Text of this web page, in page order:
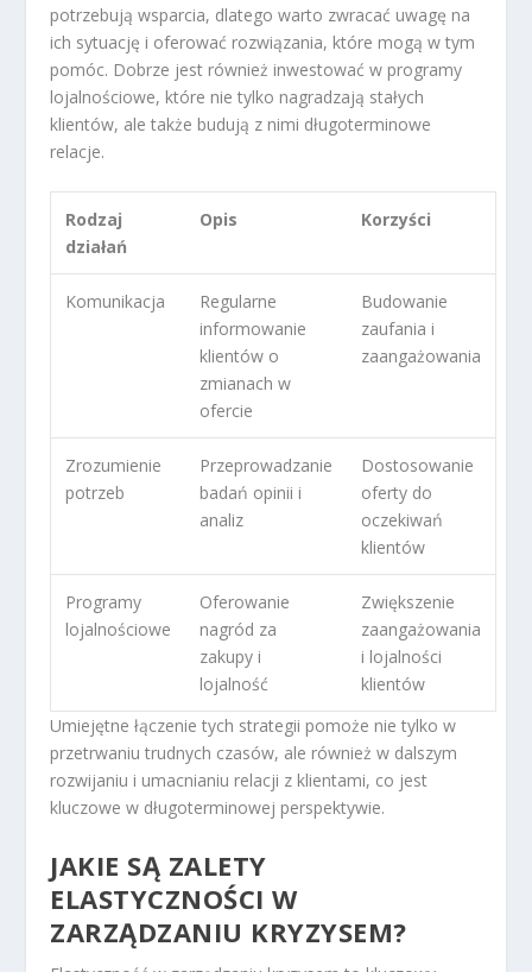
potrzebują wsparcia, dlatego warto zwracać uwagę na
ich sytuację i oferować rozwiązania, które mogą w tym
pomóc. Dobrze jest również inwestować w programy
lojalnościowe, które nie tylko nagradzają stałych
klientów, ale także budują z nimi długoterminowe
relacje.
Rodzaj
działań
Opis Korzyści
Komunikacja
Regularne
informowanie
klientów o
zmianach w
ofercie
Budowanie
zaufania i
zaangażowania
Zrozumienie
potrzeb
Przeprowadzanie
badań opinii i
analiz
Dostosowanie
oferty do
oczekiwań
klientów
Programy
lojalnościowe
Oferowanie
nagród za
zakupy i
lojalność
Zwiększenie
zaangażowania
i lojalności
klientów
Umiejętne łączenie tych strategii pomoże nie tylko w
przetrwaniu trudnych czasów, ale również w dalszym
rozwijaniu i umacnianiu relacji z klientami, co jest
kluczowe w długoterminowej perspektywie.
JAKIE SĄ ZALETY
ELASTYCZNOŚCI W
ZARZĄDZANIU KRYZYSEM?